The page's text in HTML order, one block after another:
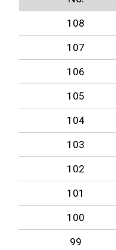
108
107
106
105
104
103
102
101
100
99